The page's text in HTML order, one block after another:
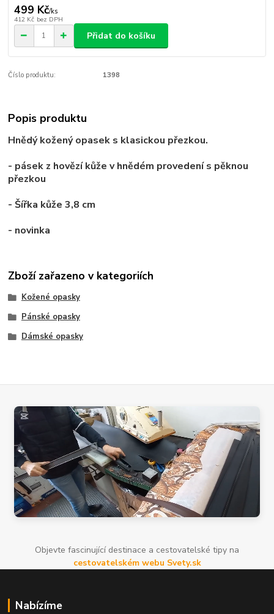
499 Kč/ks
412 Kč bez DPH
Přidat do košíku
Číslo produktu: 1398
Popis produktu
Hnědýkoženýopasek s klasickou přezkou.
- pásek z hovězíkůže vhnědém provedení s pěknou
přezkou
- Šířka kůže 3,8 cm
- novinka
Zboží zařazeno v kategoriích
Kožené opasky
Pánské opasky
Dámské opasky
Objevte fascinující destinace a cestovatelské tipy na
cestovatelském webu Svety.sk
Nabízíme